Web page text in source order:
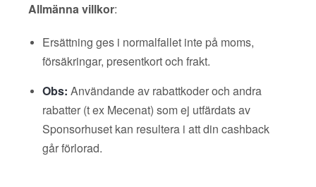
Allmänna villkor:
Ersättning ges i normalfallet inte på moms,
försäkringar, presentkort och frakt.
Obs: Användande av rabattkoder och andra
rabatter (t ex Mecenat) som ej utfärdats av
Sponsorhuset kan resultera i att din cashback
går förlorad.